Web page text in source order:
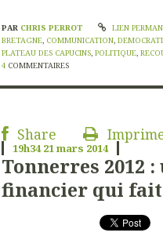
PAR CHRIS PERROT LIEN
BRETAGNE, COMMUNICATION,
PLATEAU DES CAPUCINS, POLITIQUE,
4 COMMENTAIRES
Share
19h34 21mars 2014
Tonnerres 2012
financier qui fait